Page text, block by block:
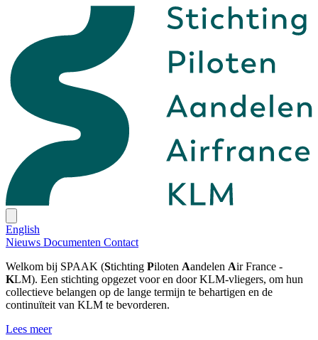
English
Nieuws Documenten Contact
Welkom bij SPAAK (Stichting Piloten Aandelen Air France -
KLM). Een stichting opgezet voor en door KLM-vliegers, om hun
collectieve belangen op de lange termijn te behartigen en de
continuïteit van KLM te bevorderen.
Lees meer